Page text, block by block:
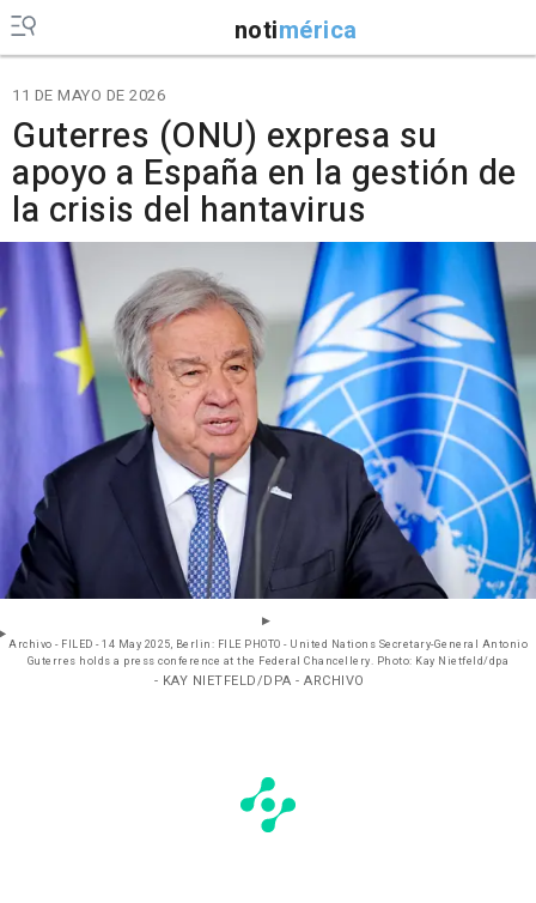
notimérica
11 DE MAYO DE 2026
Guterres (ONU) expresa su
apoyo a España en la gestión de
la crisis del hantavirus
Archivo - FILED - 14 May 2025, Berlin: FILE PHOTO - United Nations Secretary-General Antonio
Guterres holds a press conference at the Federal Chancellery. Photo: Kay Nietfeld/dpa
- KAY NIETFELD/DPA - ARCHIVO